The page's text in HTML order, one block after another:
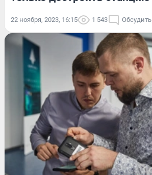
22 ноября, 2023, 16:15 1 543 Обсудить